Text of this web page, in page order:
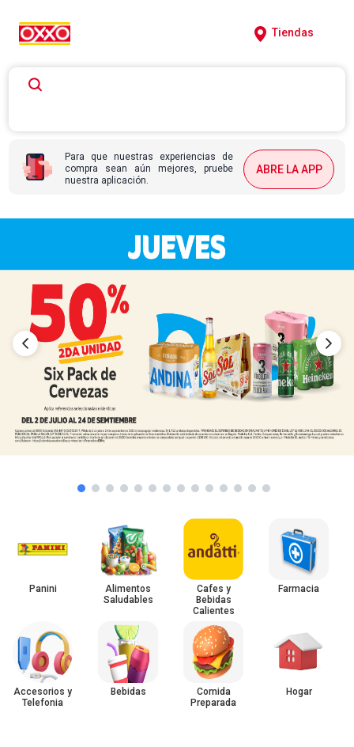
Tiendas
Para que nuestras experiencias de
compra sean aún mejores, pruebe
nuestra aplicación.
ABRE LA APP
Panini
Accesorios y
Telefonia
Alimentos
Saludables
Bebidas
Cafes y
Bebidas
Calientes
Comida
Preparada
Farmacia
Hogar